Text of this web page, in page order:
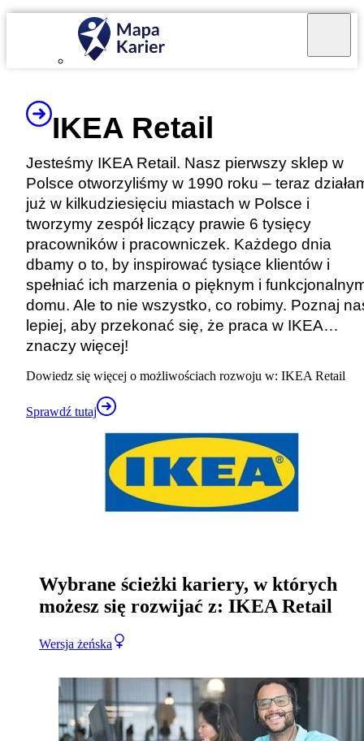
IKEA Retail
Jesteśmy IKEA Retail. Nasz pierwszy sklep w
Polsce otworzyliśmy w 1990 roku – teraz
już w kilkudziesięciu miastach w Polsce i
tworzymy zespół liczący prawie 6 tysięcy
pracowników i pracowniczek. Każdego dnia
dbamy o to, by inspirować tysiące klientów i
spełniać ich marzenia o pięknym i
domu. Ale to nie wszystko, co robimy. Poznaj
lepiej, aby przekonać się, że praca w IKEA…
znaczy więcej!
Dowiedz się więcej o możliwościach rozwoju w: IKEA Retail
Sprawdź tutaj
Wybrane ścieżki kariery, w których
możesz się rozwijać z: IKEA Retail
Wersja żeńska